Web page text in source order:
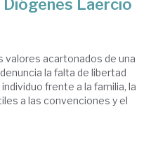
Laercio
acartonados de una
la falta de libertad
frente a la familia, la
a las convenciones y el